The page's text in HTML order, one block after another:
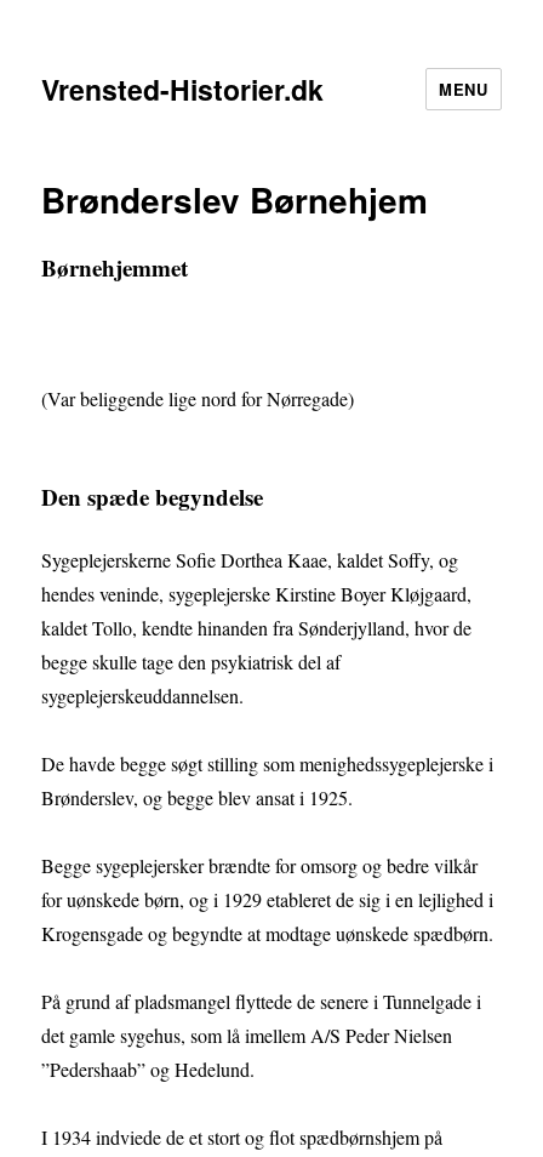
Vrensted-Historier.dk MENU
Brønderslev Børnehjem
Børnehjemmet
(Var beliggende lige nord for Nørregade)
Den spæde begyndelse
Sygeplejerskerne Sofie Dorthea Kaae, kaldet Soffy, og
hendes veninde, sygeplejerske Kirstine Boyer Kløjgaard,
kaldet Tollo, kendte hinanden fra Sønderjylland, hvor de
begge skulle tage den psykiatrisk del af
sygeplejerskeuddannelsen.
De havde begge søgt stilling som menighedssygeplejerske i
Brønderslev, og begge blev ansat i 1925.
Begge sygeplejersker brændte for omsorg og bedre vilkår
for uønskede børn, og i 1929 etableret de sig i en lejlighed i
Krogensgade og begyndte at modtage uønskede spædbørn.
På grund af pladsmangel flyttede de senere i Tunnelgade i
det gamle sygehus, som lå imellem A/S Peder Nielsen
”Pedershaab” og Hedelund.
I 1934 indviede de et stort og flot spædbørnshjem på